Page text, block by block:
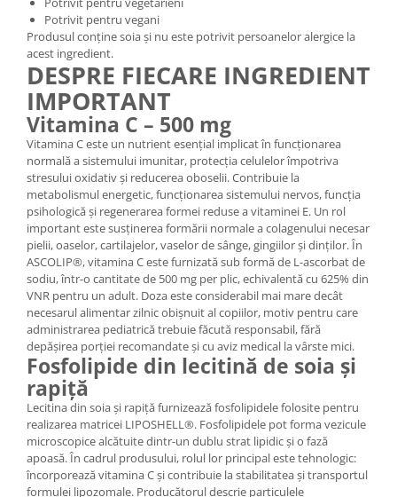
Potrivit pentru vegani
Produsul conține soia și nu este potrivit persoanelor alergice la
acest ingredient.
DESPRE FIECARE INGREDIENT
IMPORTANT
Vitamina C – 500 mg
Vitamina C este un nutrient esențial implicat în funcționarea
normală a sistemului imunitar, protecția celulelor împotriva
stresului oxidativ și reducerea oboselii. Contribuie la
metabolismul energetic, funcționarea sistemului nervos, funcția
psihologică și regenerarea formei reduse a vitaminei E. Un rol
important este susținerea formării normale a colagenului necesar
pielii, oaselor, cartilajelor, vaselor de sânge, gingiilor și dinților. În
ASCOLIP®, vitamina C este furnizată sub formă de L-ascorbat de
sodiu, într-o cantitate de 500 mg per plic, echivalentă cu 625% din
VNR pentru un adult. Doza este considerabil mai mare decât
necesarul alimentar zilnic obișnuit al copiilor, motiv pentru care
administrarea pediatrică trebuie făcută responsabil, fără
depășirea porției recomandate și cu aviz medical la vârste mici.
Fosfolipide din lecitină de soia și
rapiță
Lecitina din soia și rapiță furnizează fosfolipidele folosite pentru
realizarea matricei LIPOSHELL®. Fosfolipidele pot forma vezicule
microscopice alcătuite dintr-un dublu strat lipidic și o fază
apoasă. În cadrul produsului, rolul lor principal este tehnologic:
încorporează vitamina C și contribuie la stabilitatea și transportul
formulei lipozomale. Producătorul descrie particulele